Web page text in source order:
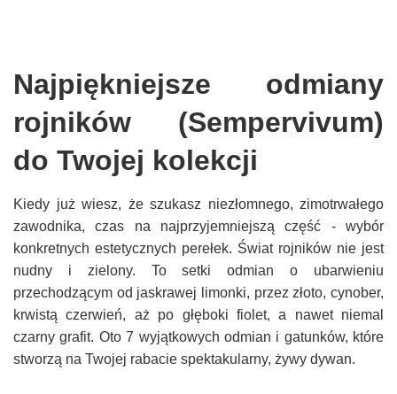
Najpiękniejsze odmiany
rojników (Sempervivum)
do Twojej kolekcji
Kiedy już wiesz, że szukasz niezłomnego, zimotrwałego
zawodnika, czas na najprzyjemniejszą część - wybór
konkretnych estetycznych perełek. Świat rojników nie jest
nudny i zielony. To setki odmian o ubarwieniu
przechodzącym od jaskrawej limonki, przez złoto, cynober,
krwistą czerwień, aż po głęboki fiolet, a nawet niemal
czarny grafit. Oto 7 wyjątkowych odmian i gatunków, które
stworzą na Twojej rabacie spektakularny, żywy dywan.